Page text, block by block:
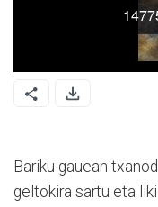
Bariku gauean
geltokira sartu eta